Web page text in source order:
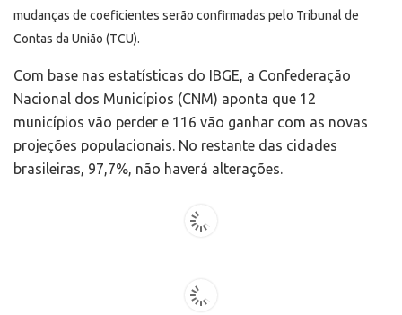
mudanças de coeficientes serão confirmadas pelo Tribunal de
Contas da União (TCU).
Com base nas estatísticas do IBGE, a Confederação
Nacional dos Municípios (CNM) aponta que 12
municípios vão perder e 116 vão ganhar com as novas
projeções populacionais. No restante das cidades
brasileiras, 97,7%, não haverá alterações.